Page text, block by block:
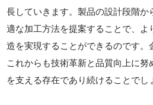
長していきます。製品の設計段階か
適な加工方法を提案することで、よ
造を実現することができるのです。
これからも技術革新と品質向上に
を支える存在であり続けることでし